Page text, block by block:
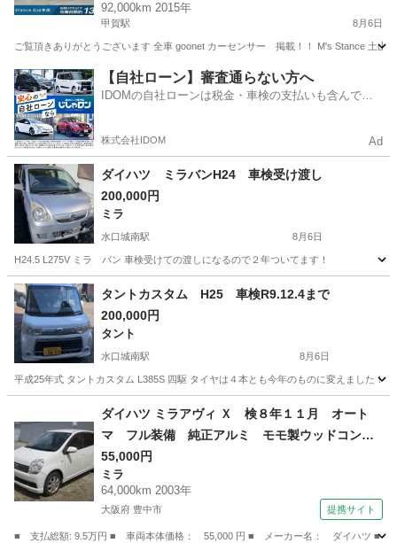
92,000km 2015年
甲賀駅 8月6日
ご覧頂きありがとうございます 全車 goonet カーセンサー 掲載！！ M's Stance 土
滋賀 甲賀市 甲賀駅 ミライース goonet
【自社ローン】審査通らない方へ
IDOMの自社ローンは税金・車検の支払いも含んでい
株式会社IDOM Ad
ダイハツ ミラバンH24 車検受け渡し
200,000円
ミラ
水口城南駅 8月6日
H24.5 L275V ミラ バン 車検受けての渡しになるので２年ついてます！
滋賀 甲賀市 水口城南駅
タントカスタム H25 車検R9.12.4まで
200,000円
タント
水口城南駅 8月6日
平成25年式 タントカスタム L385S 四駆 タイヤは４本とも今年のものに変えました！
水口城南駅 タント
ダイハツ ミラアヴィ Ｘ 検８年１１月 オート
マ フル装備 純正アルミ モモ製ウッドコンビ
ハンドル ＡＢＳ ステレオ 当社下取車 （検8.1
1）
55,000円
ミラ
64,000km 2003年
大阪府 豊中市 提携サイト
■ 支払総額: 9.5万円 ■ 車両本体価格： 55,000 円 ■ メーカー名： ダイハツ ■